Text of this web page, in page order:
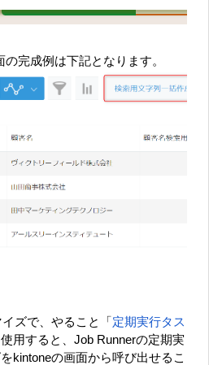
完成例は下記となります。
ズで、やること「 定期実行タス
使用すると、Job Runnerの定期実
kintoneの画面から呼び出せるこ